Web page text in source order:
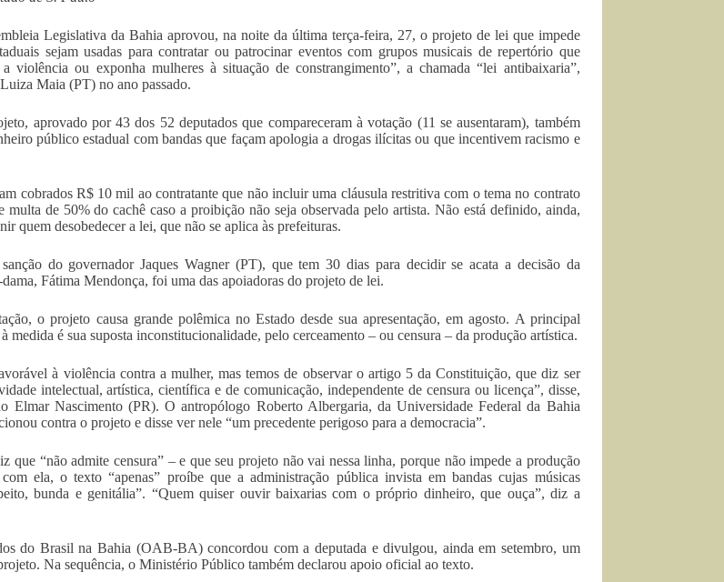
Legislativa da Bahia aprovou, na noite da última terça-feira, 27, o projeto de lei que impede
sejam usadas para contratar ou patrocinar eventos com grupos musicais de repertório que
violência ou exponha mulheres à situação de constrangimento”, a chamada “lei antibaixaria”,
Maia (PT) no ano passado.
aprovado por 43 dos 52 deputados que compareceram à votação (11 se ausentaram), também
público estadual com bandas que façam apologia a drogas ilícitas ou que incentivem racismo e
cobrados R$ 10 mil ao contratante que não incluir uma cláusula restritiva com o tema no contrato
multa de 50% do cachê caso a proibição não seja observada pelo artista. Não está definido, ainda,
quem desobedecer a lei, que não se aplica às prefeituras.
do governador Jaques Wagner (PT), que tem 30 dias para decidir se acata a decisão da
Fátima Mendonça, foi uma das apoiadoras do projeto de lei.
o projeto causa grande polêmica no Estado desde sua apresentação, em agosto. A principal
medida é sua suposta inconstitucionalidade, pelo cerceamento – ou censura – da produção artística.
à violência contra a mulher, mas temos de observar o artigo 5 da Constituição, que diz ser
intelectual, artística, científica e de comunicação, independente de censura ou licença”, disse,
Elmar Nascimento (PR). O antropólogo Roberto Albergaria, da Universidade Federal da Bahia
contra o projeto e disse ver nele “um precedente perigoso para a democracia”.
que “não admite censura” – e que seu projeto não vai nessa linha, porque não impede a produção
ela, o texto “apenas” proíbe que a administração pública invista em bandas cujas músicas
bunda e genitália”. “Quem quiser ouvir baixarias com o próprio dinheiro, que ouça”, diz a
do Brasil na Bahia (OAB-BA) concordou com a deputada e divulgou, ainda em setembro, um
Na sequência, o Ministério Público também declarou apoio oficial ao texto.